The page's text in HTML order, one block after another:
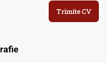
Trimite CV